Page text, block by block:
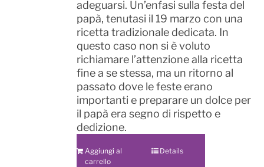
adeguarsi. Un’enfasi sulla festa del
papà, tenutasi il 19 marzo con una
ricetta tradizionale dedicata. In
questo caso non si è voluto
richiamare l’attenzione alla ricetta
fine a se stessa, ma un ritorno al
passato dove le feste erano
importanti e preparare un dolce per
il papà era segno di rispetto e
dedizione.
Aggiungi al
carrello
Details